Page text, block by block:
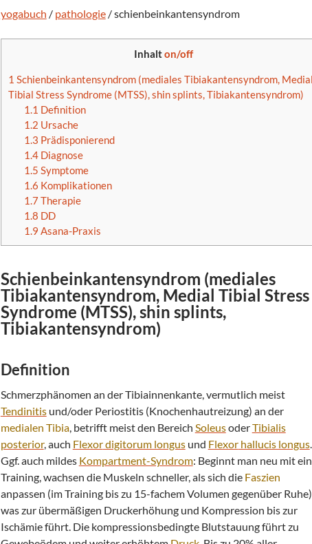
yogabuch / pathologie/ schienbeinkantensyndrom
Inhalton/off
1 Schienbeinkantensyndrom (mediales Tibiakantensyndrom, Medial
Tibial Stress Syndrome (MTSS), shin splints, Tibiakantensyndrom)
1.1 Definition
1.2 Ursache
1.3 Prädisponierend
1.4Diagnose
1.5 Symptome
1.6 Komplikationen
1.7Therapie
1.8 DD
1.9 Asana-Praxis
Schienbeinkantensyndrom (mediales
Tibiakantensyndrom, Medial Tibial Stress
Syndrome (MTSS),shin splints,
Tibiakantensyndrom)
Definition
Schmerzphänomen an der Tibiainnenkante, vermutlich meist
Tendinitisund/oder Periostitis (Knochenhautreizung) an der
medialen Tibia, betrifft meist den Bereich SoleusoderTibialis
posterior, auch Flexordigitorum longusund Flexorhallucis longus.
Ggf. auch mildes Kompartment-Syndrom: Beginnt man neu mit
Training, wachsen die Muskeln schneller, als sich die Faszien
anpassen (im Training bis zu 15-fachem Volumen gegenüber
was zur übermäßigen Druckerhöhung und Kompression bis zur
Ischämie führt. Die kompressionsbedingte Blutstauung führt zu